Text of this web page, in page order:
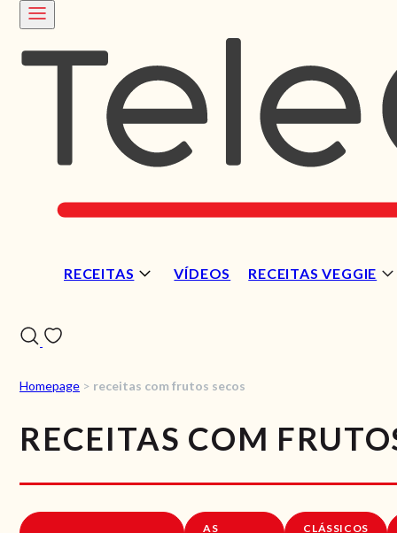
RECEITAS VÍDEOS RECEITAS VEGGIE
Homepage > receitas com frutos secos
RECEITAS COM
AS
CLÁSSICOS